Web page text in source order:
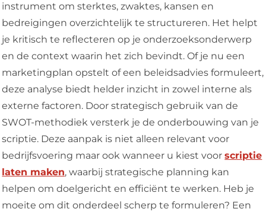
instrument om sterktes, zwaktes, kansen en
bedreigingen overzichtelijk te structureren. Het helpt
je kritisch te reflecteren op je onderzoeksonderwerp
en de context waarin het zich bevindt. Of je nu een
marketingplan opstelt of een beleidsadvies formuleert,
deze analyse biedt helder inzicht in zowel interne als
externe factoren. Door strategisch gebruik van de
SWOT-methodiek versterk je de onderbouwing van je
scriptie. Deze aanpak is niet alleen relevant voor
bedrijfsvoering maar ook wanneer u kiest voorscriptie
laten maken, waarbij strategische planning kan
helpen om doelgericht en efficiënt te werken. Heb je
moeite om dit onderdeel scherp te formuleren? Een